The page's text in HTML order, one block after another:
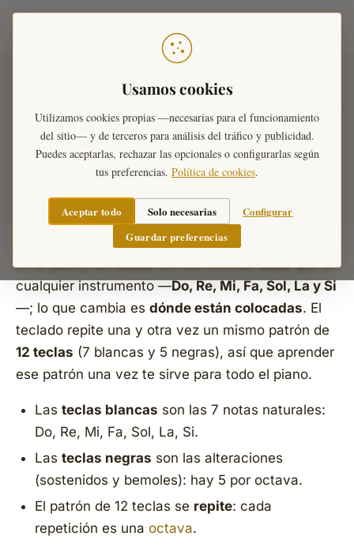
Usamos cookies
Utilizamos cookies propias —necesarias para el funcionamiento
del sitio— y de terceros para análisis del tráfico y publicidad.
Puedes aceptarlas, rechazar las opcionales o configurarlas según
tus preferencias. Política de cookies.
Aceptar todo Solo necesarias
Configurar
Guardar preferencias
Las notas del piano
Las notas del piano: dónde
están en el teclado
En el piano, lasnotasson las mismassieteque en
cualquier instrumento —Do, Re, Mi, Fa, Sol, La y Si
—; lo que cambia es dónde están colocadas. El
teclado repite una y otra vez un mismo patrón de
12 teclas (7 blancas y 5 negras), así que aprender
ese patrón una vez te sirve para todo el piano.
Las teclas blancas son las 7 notas naturales:
Do, Re, Mi, Fa, Sol, La, Si.
Las teclas negras son las alteraciones
(sostenidos y bemoles): hay 5 por octava.
El patrón de 12 teclas se repite: cada
repetición es una octava.